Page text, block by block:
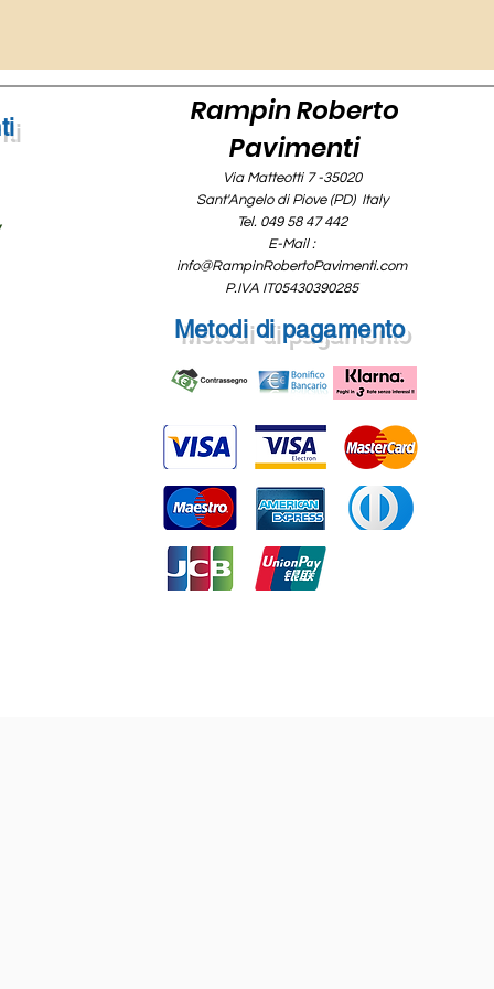
Rampin Roberto
Pavimenti
Via Matteotti 7 -35020
Sant'Angelo di Piove (PD) Italy
Tel. 049 58 47 442
E-Mail :
info@RampinRobertoPavimenti.com
P.IVA IT05430390285
Metodi di pagamento